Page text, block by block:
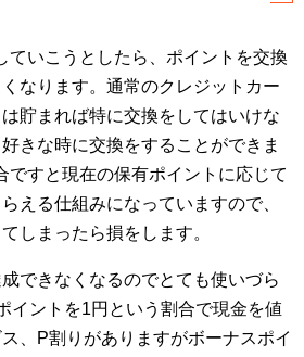
ていこうとしたら、ポイントを交換
なります。通常のクレジットカー
貯まれば特に交換をしてはいけな
きな時に交換をすることができま
ですと現在の保有ポイントに応じて
える仕組みになっていますので、
しまったら損をします。
できなくなるのでとても使いづら
イントを1円という割合で現金を値
、P割りがありますがボーナスポイ